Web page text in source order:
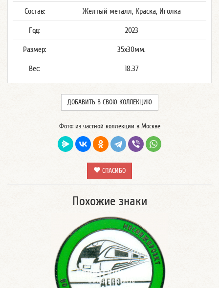
Состав: Желтый металл, Краска, Иголка
Год: 2023
Размер: 35x30мм.
Вес: 18.37
ДОБАВИТЬ В СВОЮ КОЛЛЕКЦИЮ
Фото: из частной коллекции в Москве
СПАСИБО
Похожие знаки